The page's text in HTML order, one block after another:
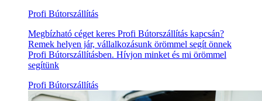
Profi Bútorszállítás
Megbízható céget keres Profi Bútorszállítás kapcsán?
Remek helyen jár, vállalkozásunk örömmel segít önnek
Profi Bútorszállításben. Hívjon minket és mi örömmel
segítünk
Profi Bútorszállítás